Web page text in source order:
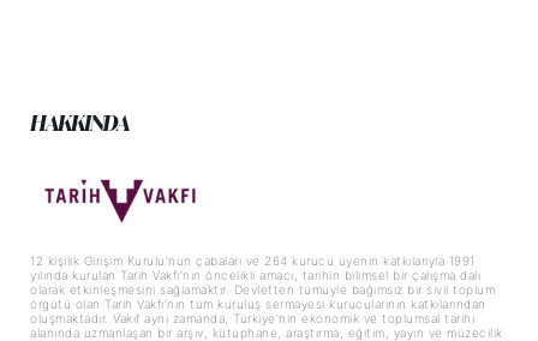
HAKKINDA
12 kişilik Girişim Kurulu’nun çabaları ve 264 kurucu üyenin katkılarıyla 1991
yılında kurulan Tarih Vakfı’nın öncelikli amacı, tarihin bilimsel bir çalışma dalı
olarak etkinleşmesini sağlamaktır. Devletten tümüyle bağımsız bir sivil toplum
örgütü olan Tarih Vakfı’nın tüm kuruluş sermayesi kurucularının katkılarından
oluşmaktadır. Vakıf aynı zamanda, Türkiye'nin ekonomik ve toplumsal tarihi
alanında uzmanlaşan bir arşiv, kütüphane, araştırma, eğitim, yayın ve müzecilik